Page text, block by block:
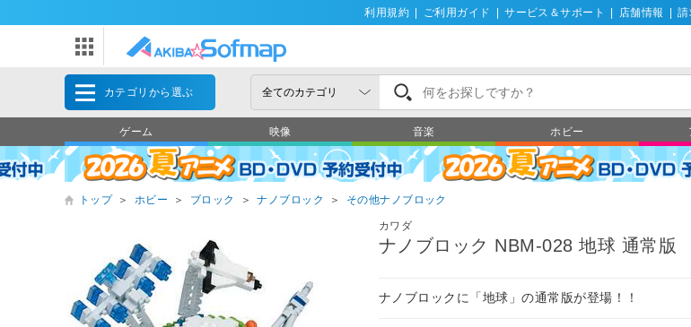
利用規約 ご利用ガイド サービス＆サポート 店舗情報 請
カテゴリから選ぶ
ゲーム 映像 音楽 ホビー
トップ ＞ ホビー ＞ ブロック ＞ ナノブロック ＞ その他ナノブロック
カワダ
ナノブロック NBM-028 地球 通常版
ナノブロックに「地球」の通常版が登場！！